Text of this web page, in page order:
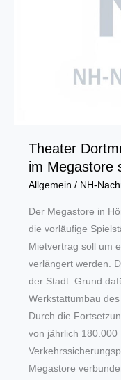
Theater
im Megastore
Allgemein / NH-
Der Megastore in
die vorläufige
Mietvertrag soll um
verlängert werden.
der Stadt. Grund
Werkstattumbau
Durch die
von jährlich 180.000
Megastore